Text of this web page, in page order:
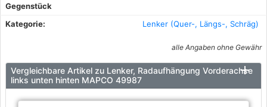
Gegenstück
Kategorie: Lenker (Quer-, Längs-, Schräg)
alle Angaben ohne Gewähr
Vergleichbare Artikel zu Lenker, Radaufhängung Vorderachse
links unten hinten MAPCO 49987